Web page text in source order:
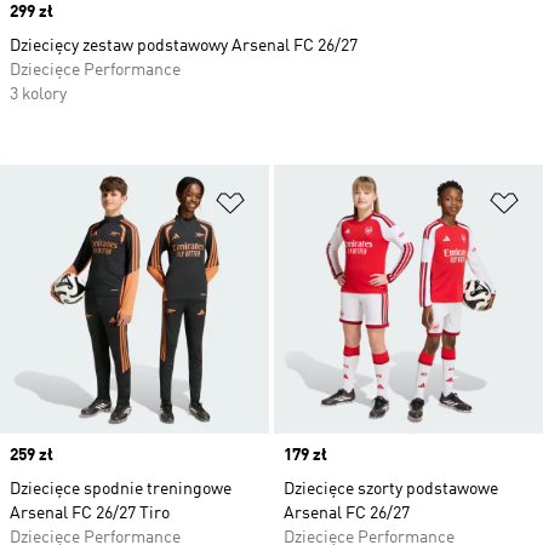
Dodaj do listy życzeń
Price
259 zł
Dziecięce spodnie treningowe
Arsenal FC 26/27 Tiro
Dziecięce Performance
Price
179 zł
Dziecięce szorty podstawowe
Arsenal FC 26/27
Dziecięce Performance
Price
299 zł
Dziecięcy zestaw podstawowy Arsenal FC 26/27
Dziecięce Performance
3 kolory